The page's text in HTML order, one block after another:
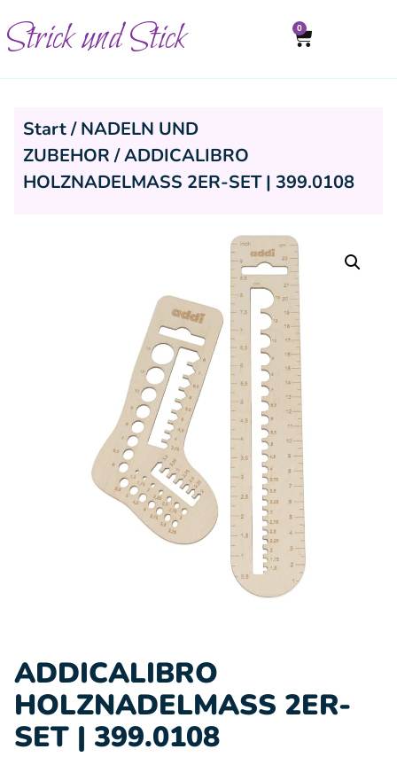
Strick und Stick 0
Start/NADELN UND
ZUBEHOR/ ADDICALIBRO
HOLZNADELMASS 2ER-SET | 399.0108
ADDICALIBRO
HOLZNADELMASS 2ER-
SET | 399.0108